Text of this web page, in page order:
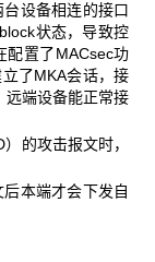
设备相连的接口
状态，导致控
配置了MACsec功
了MKA会话，接
远端设备能正常接
的攻击报文时，
本端才会下发自